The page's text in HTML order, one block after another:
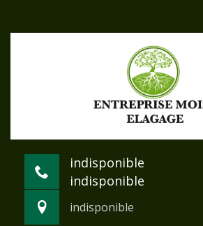
indisponible
indisponible
indisponible